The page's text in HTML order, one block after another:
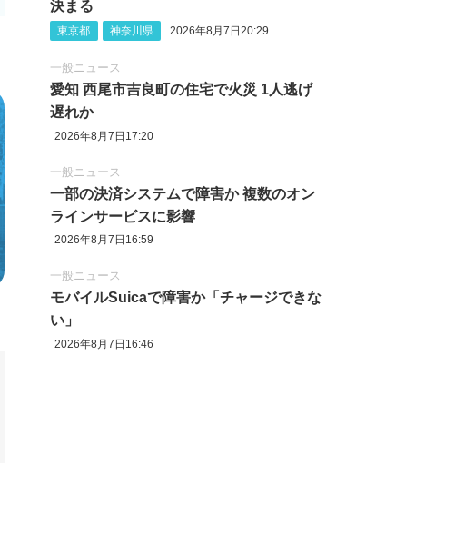
決まる
東京都 神奈川県 2026年8月7日20:29
一般ニュース
愛知 西尾市吉良町の住宅で火災 1人逃げ
遅れか
2026年8月7日17:20
一般ニュース
一部の決済システムで障害か 複数のオン
ラインサービスに影響
2026年8月7日16:59
一般ニュース
モバイルSuicaで障害か「チャージできな
い」
2026年8月7日16:46